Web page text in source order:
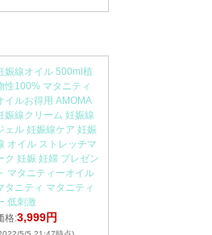
娠線オイル 500ml植
性100% マタニティ
イルお得用 AMOMA
娠線クリーム 妊娠線
ェル 妊娠線ケア 妊娠
オイル ストレッチマ
ク 妊娠 妊婦 プレゼン
マタニティーオイル
タニティ マタニティ
低刺激
格:3,999円